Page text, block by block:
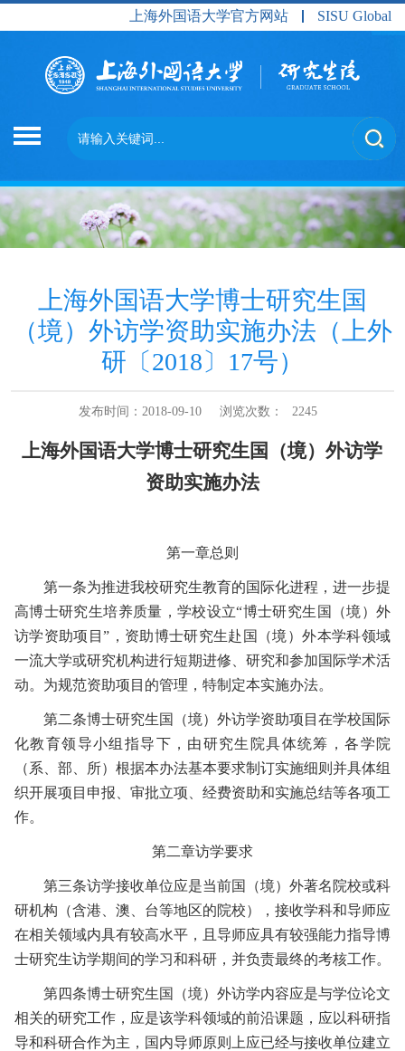
上海外国语大学官方网站 SISU Global
上海外国语大学博士研究生国
（境）外访学资助实施办法（上外
研〔2018〕17号）
发布时间：2018-09-10 浏览次数： 2245
上海外国语大学博士研究生国（境）外访学
资助实施办法
第一章总则
第一条为推进我校研究生教育的国际化进程，进一步提
高博士研究生培养质量，学校设立“博士研究生国（境）外
访学资助项目”，资助博士研究生赴国（境）外本学科领域
一流大学或研究机构进行短期进修、研究和参加国际学术活
动。为规范资助项目的管理，特制定本实施办法。
第二条博士研究生国（境）外访学资助项目在学校国际
化教育领导小组指导下，由研究生院具体统筹，各学院
（系、部、所）根据本办法基本要求制订实施细则并具体组
织开展项目申报、审批立项、经费资助和实施总结等各项工
作。
第二章访学要求
第三条访学接收单位应是当前国（境）外著名院校或科
研机构（含港、澳、台等地区的院校），接收学科和导师应
在相关领域内具有较高水平，且导师应具有较强能力指导博
士研究生访学期间的学习和科研，并负责最终的考核工作。
第四条博士研究生国（境）外访学内容应是与学位论文
相关的研究工作，应是该学科领域的前沿课题，应以科研指
导和科研合作为主，国内导师原则上应已经与接收单位建立